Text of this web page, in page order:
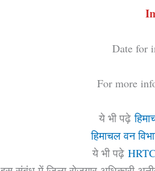
Date for
For more
ये भी पढ़े
हिमाचल वन
ये भी पढ़े